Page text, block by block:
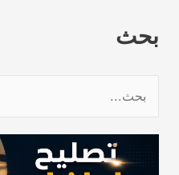
بحث